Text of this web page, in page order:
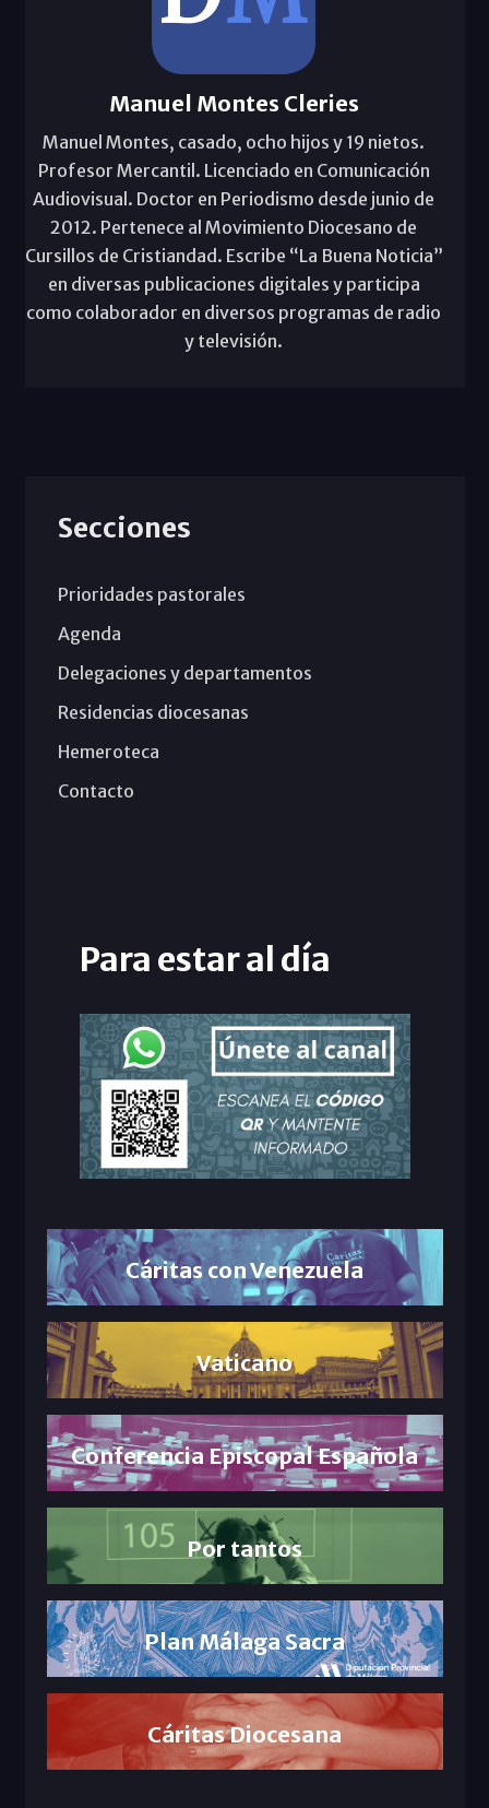
Manuel Montes Cleries
Manuel Montes, casado, ocho hijos y 19 nietos.
Profesor Mercantil. Licenciado en Comunicación
Audiovisual. Doctor en Periodismo desde junio de
2012. Pertenece al Movimiento Diocesano de
Cursillos de Cristiandad. Escribe “La Buena Noticia”
en diversas publicaciones digitales y participa
como colaborador en diversos programas de radio
y televisión.
Secciones
Prioridades pastorales
Agenda
Delegaciones y departamentos
Residencias diocesanas
Hemeroteca
Contacto
Para estar al día
Cáritas con Venezuela
Vaticano
Conferencia Episcopal Española
Por tantos
Plan Málaga Sacra
Cáritas Diocesana